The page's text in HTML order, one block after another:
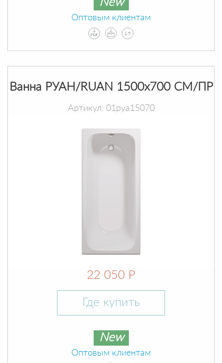
New
Оптовым клиентам
Ванна РУАН/RUAN 1500х700 СМ/ПР
Артикул: 01руа15070
22 050 Р
Где купить
New
Оптовым клиентам